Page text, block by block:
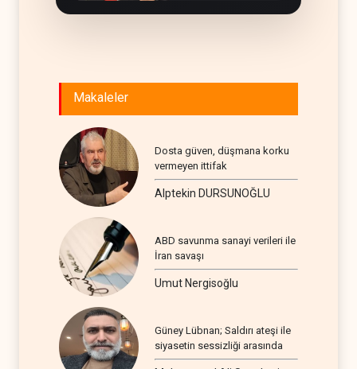
Makaleler
Dosta güven, düşmana korku
vermeyen ittifak
Alptekin DURSUNOĞLU
ABD savunma sanayi verileri ile
İran savaşı
Umut Nergisoğlu
Güney Lübnan; Saldırı ateşi ile
siyasetin sessizliği arasında